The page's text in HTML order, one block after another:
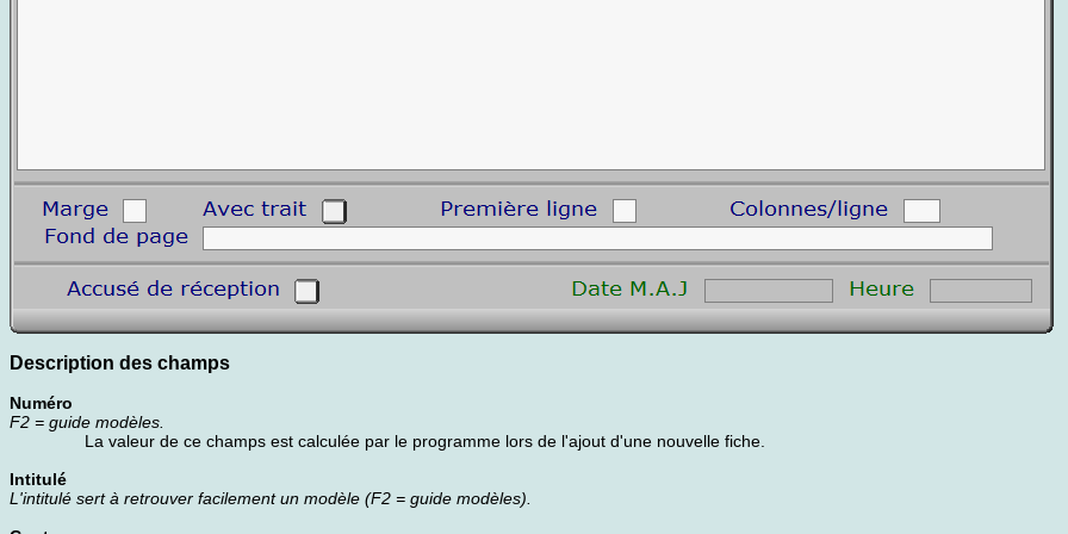
Description des champs
Numéro
F2 = guide modèles.
La valeur de ce champs est calculée par le programme lors de l'ajout d'une nouvelle fiche.
Intitulé
L'intitulé sert à retrouver facilement un modèle (F2 = guide modèles).